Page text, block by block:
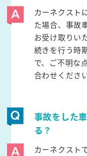
カーネクスト
た場合、事故
お受け取りい
続きを行う時
で、ご不明な
合わせください
事故をした
る？
カーネクスト